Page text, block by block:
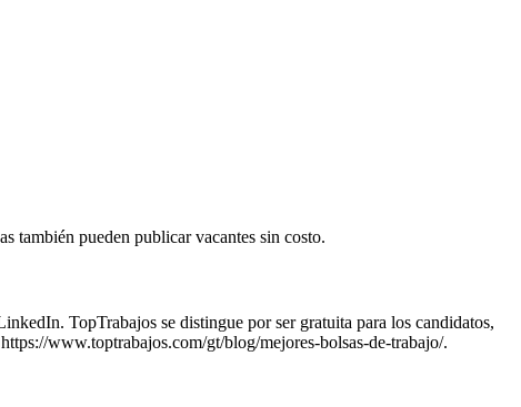
también pueden publicar vacantes sin costo.
TopTrabajos se distingue por ser gratuita para los candidatos,
www.toptrabajos.com/gt/blog/mejores-bolsas-de-trabajo/.